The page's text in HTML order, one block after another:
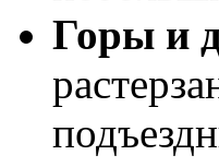
Горы и